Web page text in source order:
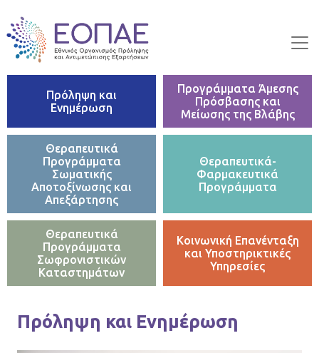
Πρόληψη και
Ενημέρωση
Προγράμματα Άμεσης
Πρόσβασης και
Μείωσης της Βλάβης
Θεραπευτικά
Προγράμματα
Σωματικής
Αποτοξίνωσης και
Απεξάρτησης
Θεραπευτικά-
Φαρμακευτικά
Προγράμματα
Θεραπευτικά
Προγράμματα
Σωφρονιστικών
Καταστημάτων
Κοινωνική Επανένταξη
και Υποστηρικτικές
Υπηρεσίες
Πρόληψη και Ενημέρωση